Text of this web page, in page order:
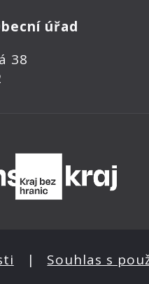
úřad
38
| Souhlas s